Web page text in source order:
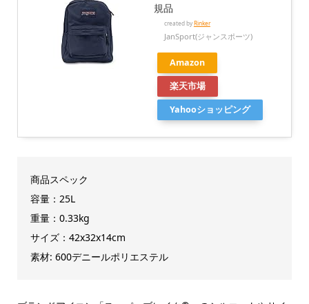
規品
created byRinker
JanSport(ジャンスポーツ)
Amazon
楽天市場
Yahooショッピング
商品スペック
容量：25L
重量：0.33kg
サイズ：42x32x14cm
素材: 600デニールポリエステル